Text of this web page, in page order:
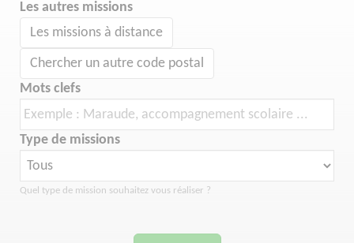
Les autres missions
Les missions à distance
Chercher un autre code postal
Mots clefs
Type de missions
Quel type de mission souhaitez vous réaliser ?